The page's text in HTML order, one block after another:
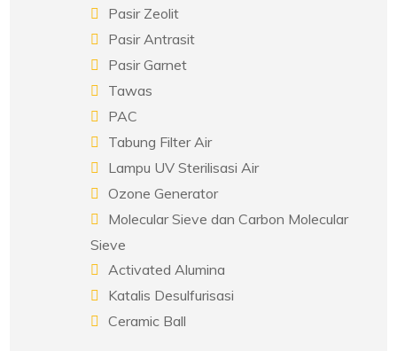
Pasir Zeolit
Pasir Antrasit
Pasir Garnet
Tawas
PAC
Tabung Filter Air
Lampu UV Sterilisasi Air
Ozone Generator
Molecular Sieve dan Carbon Molecular
Sieve
Activated Alumina
Katalis Desulfurisasi
Ceramic Ball